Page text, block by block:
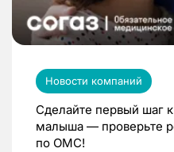
Новости компаний
Сделайте первый шаг
малыша — проверьте
по ОМС!